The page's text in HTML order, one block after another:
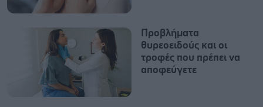
Προβλήματα
θυρεοειδούς και οι
τροφές που πρέπει να
αποφεύγετε